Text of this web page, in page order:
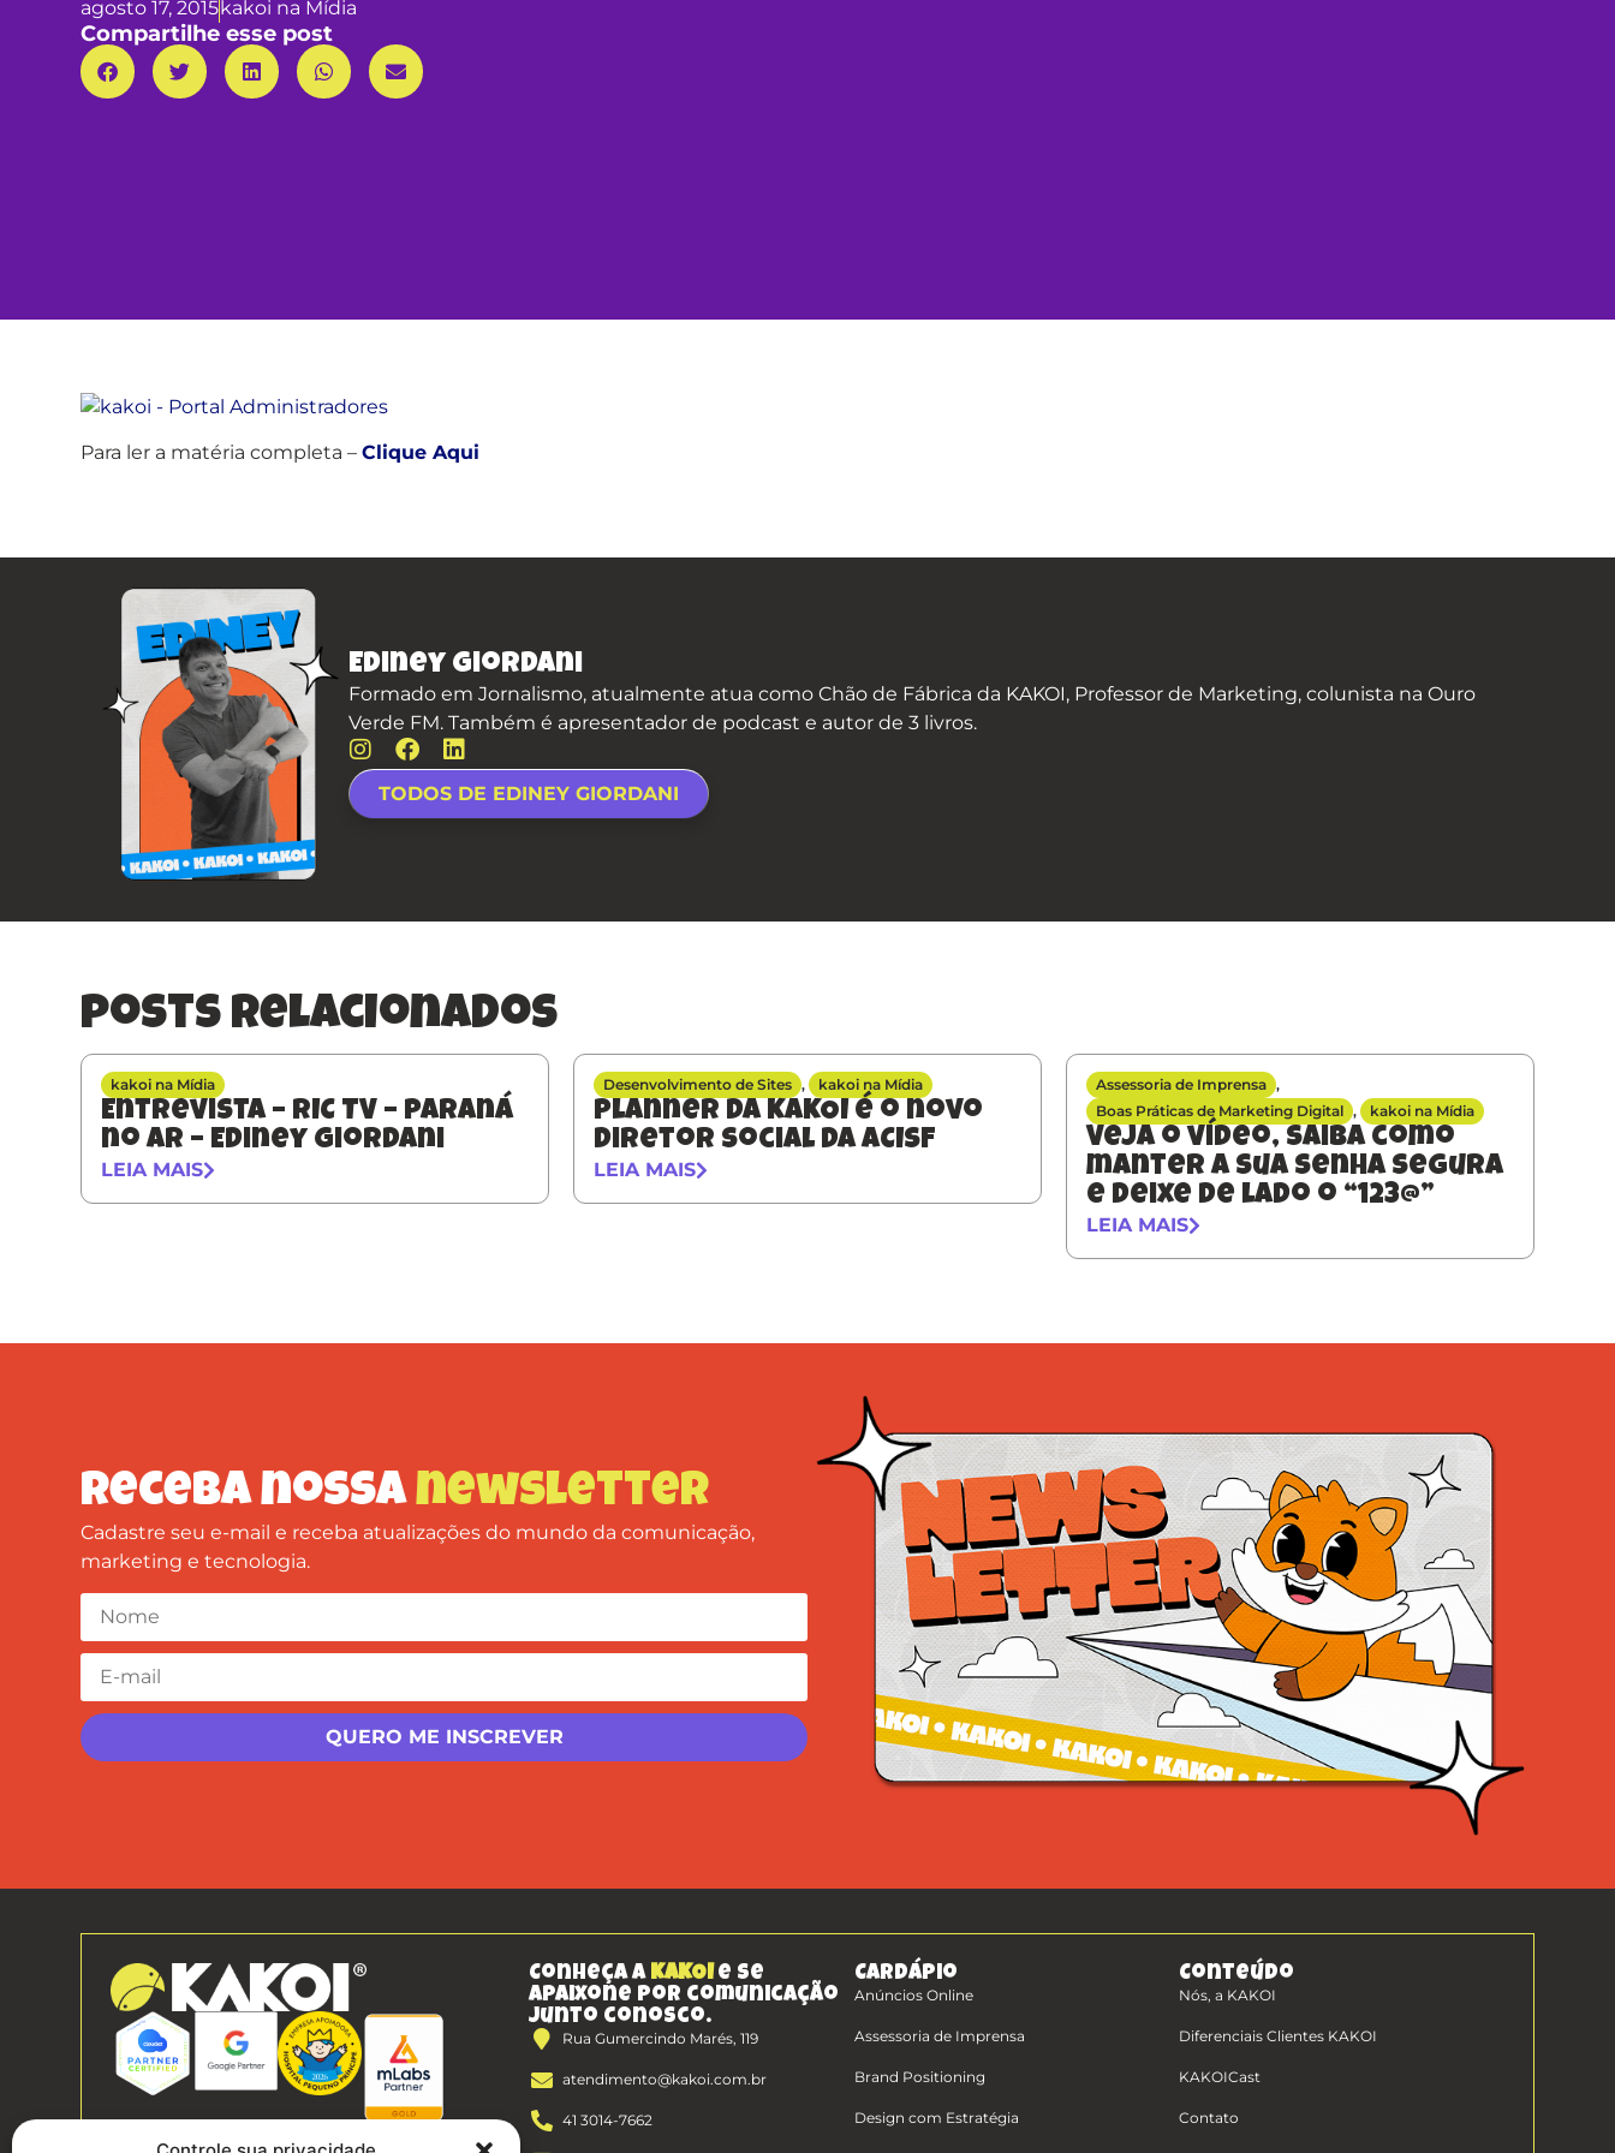
agosto 17, 2015kakoi na Mídia
Compartilhe esse post
Para ler a matéria completa –Clique Aqui
Ediney Giordani
Formado em Jornalismo, atualmente atua como Chão de Fábrica da KAKOI, Professor de Marketing, colunista na Ouro
Verde FM. Também é apresentador de podcast e autor de 3 livros.
TODOS DE EDINEY GIORDANI
posts relacionados
kakoi na Mídia
Entrevista – RIC TV – Paraná
no Ar – Ediney Giordani
LEIA MAIS
Desenvolvimento de Sites , kakoi na Mídia
Planner da KAKOI é o novo
diretor social da ACISF
LEIA MAIS
Assessoria de Imprensa ,
Boas Práticas de Marketing Digital , kakoi na Mídia
Veja o vídeo, saiba como
manter a sua senha segura
e deixe de lado o “123@”
LEIA MAIS
Receba nossanewsletter
Cadastre seu e-mail e receba atualizações do mundo da comunicação,
marketing e tecnologia.
Conheça a KAKOIe se
apaixone por comunicação
junto conosco.
Rua Gumercindo Marés, 119
atendimento@kakoi.com.br
41 3014-7662
Cardápio
Anúncios Online
Assessoria de Imprensa
Brand Positioning
Design com Estratégia
Conteúdo
Nós, a KAKOI
Diferenciais Clientes KAKOI
KAKOICast
Contato